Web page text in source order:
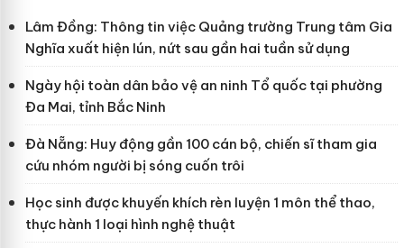
Lâm Đồng: Thông tin việc Quảng trường Trung tâm Gia
Nghĩa xuất hiện lún, nứt sau gần hai tuần sử dụng
Ngày hội toàn dân bảo vệ an ninh Tổ quốc tại phường
Đa Mai, tỉnh Bắc Ninh
Đà Nẵng: Huy động gần 100 cán bộ, chiến sĩ tham gia
cứu nhóm người bị sóng cuốn trôi
Học sinh được khuyến khích rèn luyện 1 môn thể thao,
thực hành 1 loại hình nghệ thuật